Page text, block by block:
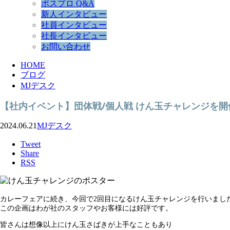
ポスプロ Q&A
新人インタビュー
社員インタビュー
社長インタビュー
お問い合わせ
HOME
ブログ
MJデスク
【社内イベント】団体戦/個人戦 けん玉チャレンジを開
2024.06.21MJデスク
Tweet
Share
RSS
カレーフェアに続き、今回で2回目になるけん玉チャレンジを行いまし
この企画はわが社のスタッフやお客様には好評です。
皆さんは想像以上にけん玉さばきが上手なこともあり